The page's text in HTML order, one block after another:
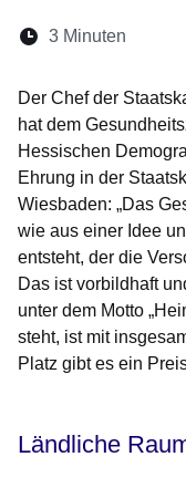
Lesedauer:
3 Minuten
Der Chef der
hat dem
Hessischen
Ehrung in der
Wiesbaden: „Das
wie aus einer Idee
entsteht, der die
Das ist vorbildhaft
unter dem Motto
steht, ist mit
Platz gibt es ein
Ländliche